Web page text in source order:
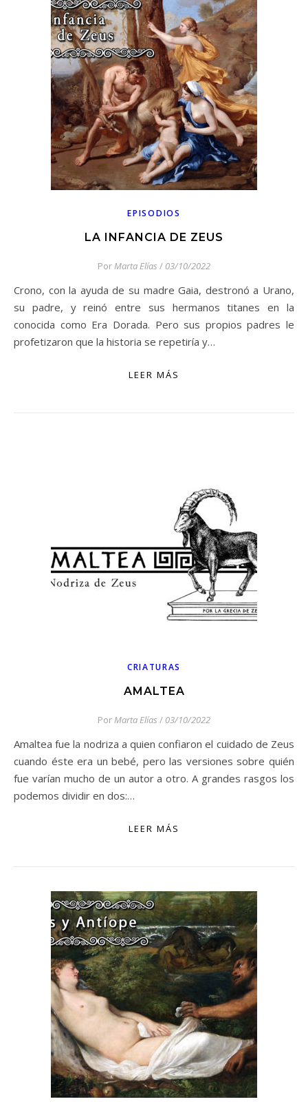
EPISODIOS
LA INFANCIA DE ZEUS
PorMarta Elías / 03/10/2022
Crono, con la ayuda de su madre Gaia, destronó a Urano,
su padre, y reinó entre sus hermanos titanes en la
conocida como Era Dorada. Pero sus propios padres le
profetizaron que la historia se repetiría y…
LEER MÁS
CRIATURAS
AMALTEA
PorMarta Elías / 03/10/2022
Amaltea fue la nodriza a quien confiaron el cuidado de Zeus
cuando éste era un bebé, pero las versiones sobre quién
fue varían mucho de un autor a otro. A grandes rasgos los
podemos dividir en dos:…
LEER MÁS